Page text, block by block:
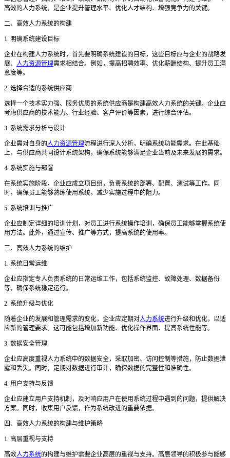
高效的人力系统，是企业提升管理水平、优化人才结构、增强竞争力的关键。
二、高效人力系统的构建
1. 明确系统建设目标
企业在构建人力系统时，首先要明确系统建设的目标，这些目标应与企业的战略发
展、 人力资源管理需求相结合。例如，提高招聘效率、优化薪酬结构、提升员工满
意度等。
2. 选择合适的系统供应商
选择一个技术实力强、服务优质的系统供应商是构建高效人力系统的关键。企业应
考虑供应商的技术能力、行业经验、客户评价等因素，进行综合评估。
3. 系统需求分析与设计
企业需对自身的人力资源管理流程进行深入分析，明确系统功能需求。在此基础
上，与供应商共同设计系统架构，确保系统能够满足企业当前及未来发展的需求。
4. 系统实施与部署
在系统实施阶段，企业应成立项目组，负责系统的部署、配置、测试等工作。同
时，确保员工能够熟练使用系统，减少实施过程中的阻力。
5. 系统培训与推广
企业应制定详细的培训计划，对员工进行系统操作培训，确保员工能够掌握系统使
用方法。此外，通过宣传、推广等方式，提高系统的使用率。
三、高效人力系统的维护
1. 系统日常运维
企业应指定专人负责系统的日常运维工作，包括系统监控、故障处理、数据备份
等，确保系统稳定运行。
2. 系统升级与优化
随着企业的发展和管理需求的变化，企业应定期对人力系统进行升级和优化，以适
应新的管理要求。这可能包括增加新功能、优化操作界面、提高系统性能等。
3. 数据安全管理
企业应高度重视人力系统中的数据安全，采取加密、访问控制等措施，防止数据泄
露和丢失。同时，定期对数据进行审计，确保数据的完整性和准确性。
4. 用户支持与反馈
企业应建立用户支持机制，及时响应用户在使用系统过程中遇到的问题，提供解决
方案。同时，收集用户反馈，作为系统改进的重要依据。
四、高效人力系统的构建与维护策略
1. 高层重视与支持
高效人力系统的构建与维护需要企业高层的重视与支持。高层领导的积极参与能够